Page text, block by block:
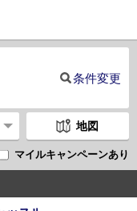
条件変更
地図
マイルキャンペーンあり